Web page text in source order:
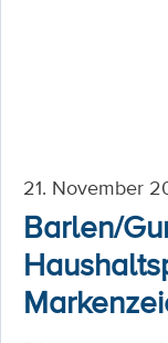
21. November
Barlen/